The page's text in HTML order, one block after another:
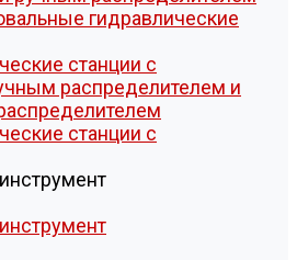
гидравлические
станции с
распределителем и
станции с